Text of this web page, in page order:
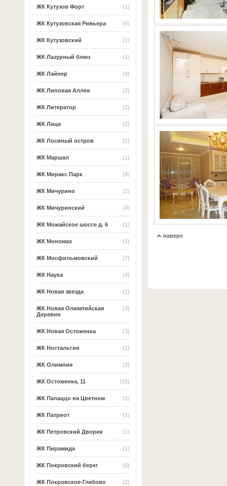
(1)
ЖК Кутузов Форт
(6)
ЖК Кутузовская Ривьера
(1)
ЖК Кутузовский
(1)
ЖК Лазурный блюз
(4)
ЖК Лайнер
(2)
ЖК Липовая Аллея
(2)
ЖК Литератор
(2)
ЖК Лица
(1)
ЖК Лосиный остров
(1)
ЖК Маршал
(9)
ЖК Миракс Парк
(2)
ЖК Мичурино
(4)
ЖК Мичуринский
(1)
ЖК Можайское шоссе д. 6
(1)
ЖК Мономах
(7)
ЖК Мосфильмовский
(4)
ЖК Наука
(1)
ЖК Новая звезда
(3)
ЖК Новая Олимпийская
Деревня
(3)
ЖК Новая Остоженка
(1)
ЖК Ностальгия
(3)
ЖК Олимпия
(15)
ЖК Остоженка, 11
(2)
ЖК Палаццо на Цветном
(1)
ЖК Патриот
(1)
ЖК Петровский Дворик
(1)
ЖК Пирамида
(6)
ЖК Покровский берег
(2)
ЖК Покровское-Глебово
наверх